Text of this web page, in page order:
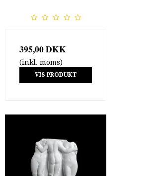
395,00 DKK
(inkl. moms)
VIS PRODUKT